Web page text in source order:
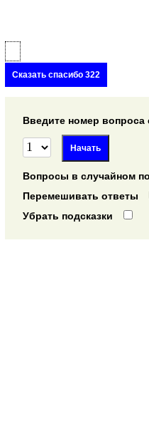
Сказать спасибо 322
Введите номер вопроса
Вопросы в случайном
Перемешивать ответы
Убрать подсказки